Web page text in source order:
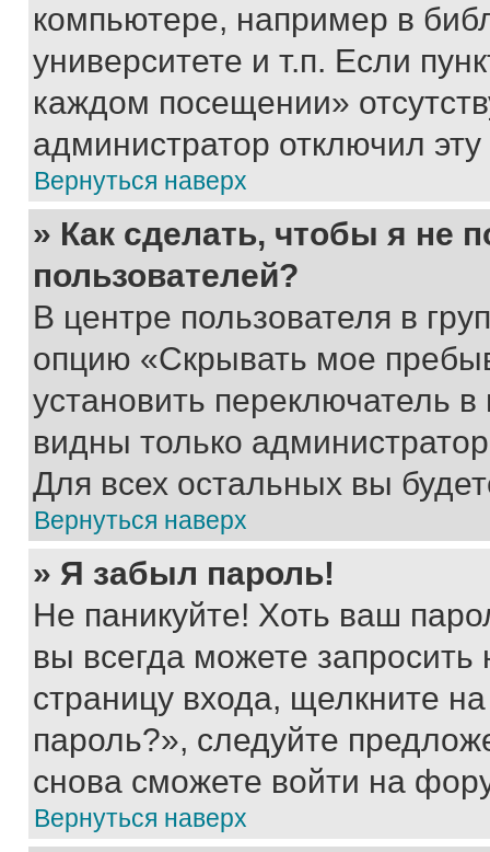
компьютере, например в
университете и т.п. Если
каждом посещении»
администратор отключил
Вернуться наверх
» Как сделать, чтобы я не
пользователей?
В центре пользователя в
опцию «Скрывать мое
установить переключатель
видны только
Для всех остальных вы
Вернуться наверх
» Я забыл пароль!
Не паникуйте! Хоть ваш
вы всегда можете
страницу входа, щелкните
пароль?», следуйте
снова сможете войти на
Вернуться наверх